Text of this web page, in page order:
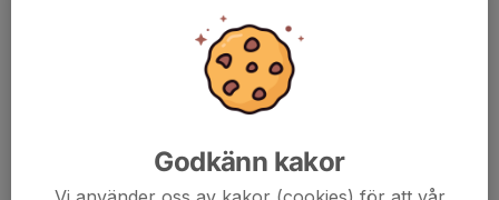
Godkänn kakor